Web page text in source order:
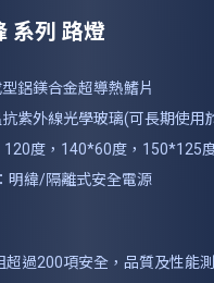
系列 路燈
鋁鎂合金超導熱鰭片
紫外線光學玻璃(可長期使用
度，140*60度，150*125
緯/隔離式安全電源
過200項安全，品質及性能